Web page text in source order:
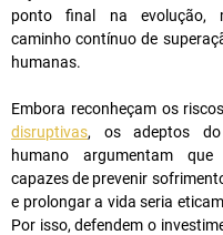
ponto final na evolução,
caminho contínuo de
humanas.
Embora reconheçam os
disruptivas, os adeptos do
humano argumentam
capazes de prevenir
e prolongar a vida seria
Por isso, defendem o